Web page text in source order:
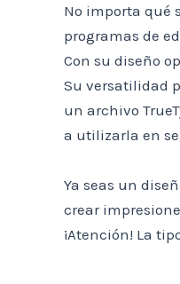
No importa qué
programas de
Con su diseño
Su versatilidad
un archivo
a utilizarla en
Ya seas un
crear
¡Atención! La